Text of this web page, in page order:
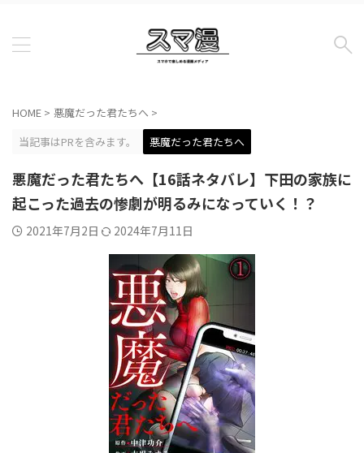
HOME > 悪魔だった君たちへ >
当記事はPRを含みます。
悪魔だった君たちへ
悪魔だった君たちへ【16話ネタバレ】下田の家族に
起こった過去の惨劇が明るみになっていく！？
2021年7月2日 2024年7月11日